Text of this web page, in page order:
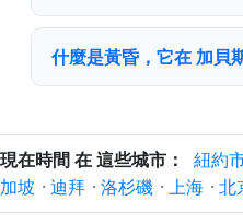
什麼是黃昏，它在 加貝
現在時間 在 這些城市： 紐約
加坡 · 迪拜 · 洛杉磯 · 上海 · 北